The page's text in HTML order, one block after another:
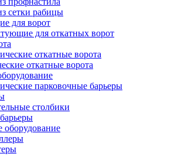
сетки рабицы
для ворот
для откатных ворот
откатные ворота
откатные ворота
парковочные барьеры
столбики
оборудование